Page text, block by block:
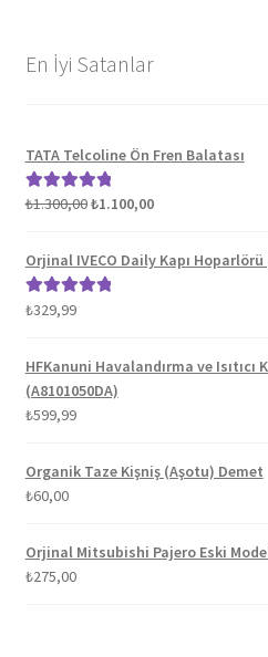
En İyi Satanlar
TATA Telcoline Ön Fren Balatası
5 üzerinden
₺1.300,00Orijinal
₺1.300,00.
₺1.100,00Şu
fiyat:
₺1.100,00.
Orjinal IVECO Daily Kapı Hoparlörü
5 üzerinden
₺329,99
HFKanuni Havalandırma ve Isıtıcı
(A8101050DA)
₺599,99
Organik Taze Kişniş (Aşotu) Demet
₺60,00
Orjinal Mitsubishi Pajero Eski
₺275,00